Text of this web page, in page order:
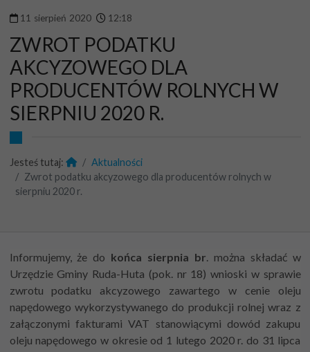
11 sierpień 2020 12:18
ZWROT PODATKU
AKCYZOWEGO DLA
PRODUCENTÓW ROLNYCH W
SIERPNIU 2020 R.
Jesteś tutaj:
Aktualności
Zwrot podatku akcyzowego dla producentów rolnych w
sierpniu 2020 r.
Informujemy, że do końca sierpnia br . można składać w
Urzędzie Gminy Ruda-Huta (pok. nr 18) wnioski w sprawie
zwrotu podatku akcyzowego zawartego w cenie oleju
napędowego wykorzystywanego do produkcji rolnej wraz z
załączonymi fakturami VAT stanowiącymi dowód zakupu
oleju napędowego w okresie od 1 lutego 2020 r. do 31 lipca